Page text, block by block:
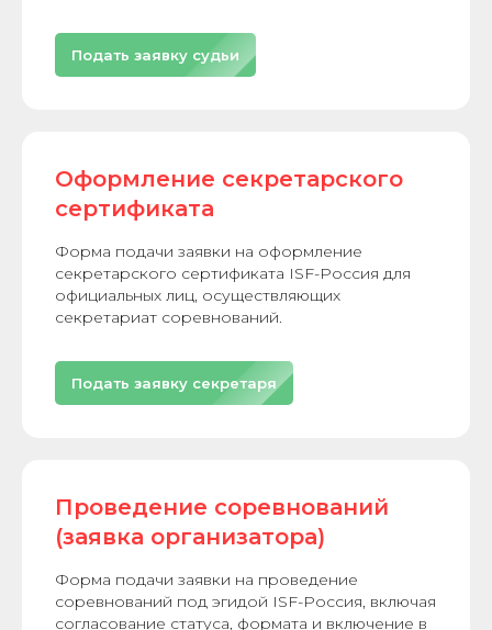
Подать заявку судьи
Оформление секретарского
сертификата
Форма подачи заявки на оформление
секретарского сертификата ISF-Россия для
официальных лиц, осуществляющих
секретариат соревнований.
Подать заявку секретаря
Проведение соревнований
(заявка организатора)
Форма подачи заявки на проведение
соревнований под эгидой ISF-Россия, включая
согласование статуса, формата и включение в